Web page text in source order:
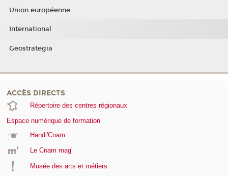
Union européenne
International
Geostrategia
ACCÈS DIRECTS
Répertoire des centres régionaux
Espace numérique de formation
Handi'Cnam
Le Cnam mag'
Musée des arts et métiers